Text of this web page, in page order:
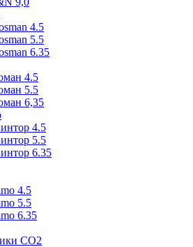
4.5
5.5
6.35
4.5
5.5
6,35
4.5
5.5
6.35
4.5
5.5
6.35
CO2